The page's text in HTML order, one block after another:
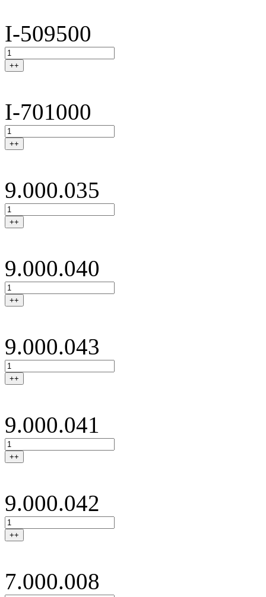
I-509500
++
I-701000
++
9.000.035
++
9.000.040
++
9.000.043
++
9.000.041
++
9.000.042
++
7.000.008